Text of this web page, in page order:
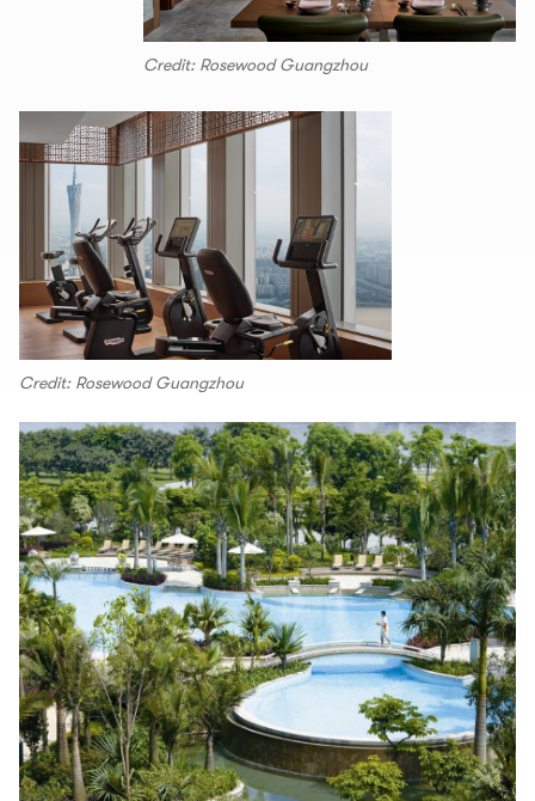
Credit: Rosewood Guangzhou
Credit: Rosewood Guangzhou